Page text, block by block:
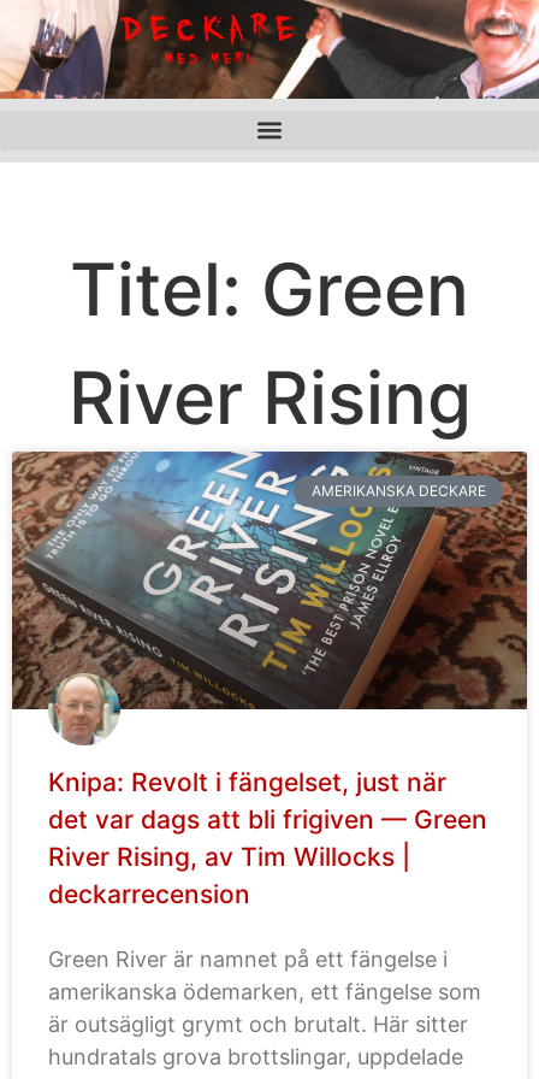
Titel: Green
River Rising
AMERIKANSKA DECKARE
Knipa: Revolt i fängelset, just när
det var dags att bli frigiven — Green
River Rising, av Tim Willocks |
deckarrecension
Green River är namnet på ett fängelse i
amerikanska ödemarken, ett fängelse som
är outsägligt grymt och brutalt. Här sitter
hundratals grova brottslingar, uppdelade